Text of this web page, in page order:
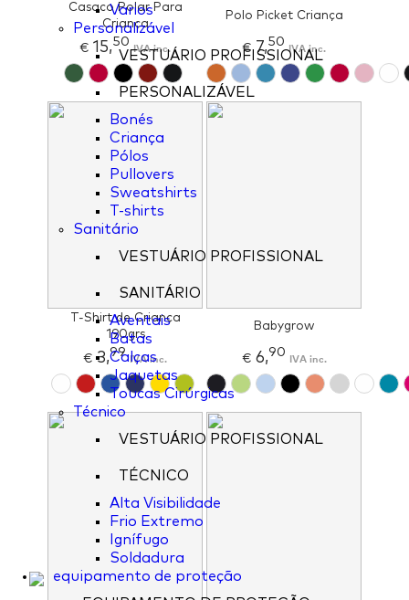
Varios
Personalizável
VESTUÁRIO PROFISSIONAL
PERSONALIZÁVEL
Bonés
Criança
Pólos
Pullovers
Sweatshirts
T-shirts
Sanitário
VESTUÁRIO PROFISSIONAL
SANITÁRIO
Aventais
Batas
Calças
Jaquetas
Toucas Cirúrgicas
Técnico
VESTUÁRIO PROFISSIONAL
TÉCNICO
Alta Visibilidade
Frio Extremo
Ignífugo
Soldadura
equipamento de proteção
Casaco Polar Para
Criança
€ 15,50 IVA inc.
Polo Picket Criança
€7,50 IVA inc.
T-Shirt de Criança
190grs
€ 3,99 IVA inc.
Babygrow
€6,90 IVA inc.